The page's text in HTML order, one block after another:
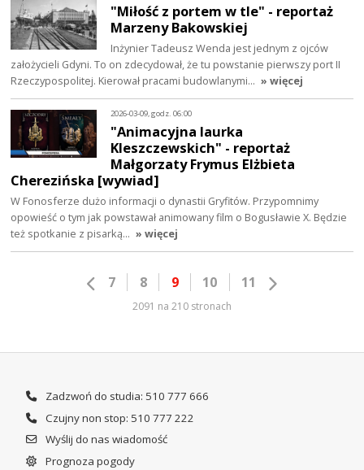
"Miłość z portem w tle" - reportaż
Marzeny Bakowskiej
Inżynier Tadeusz Wenda jest jednym z ojców
założycieli Gdyni. To on zdecydował, że tu powstanie pierwszy port II
Rzeczypospolitej. Kierował pracami budowlanymi… » więcej
2026-03-09, godz. 06:00
"Animacyjna laurka
Kleszczewskich" - reportaż
Małgorzaty Frymus Elżbieta
Cherezińska [wywiad]
W Fonosferze dużo informacji o dynastii Gryfitów. Przypomnimy
opowieść o tym jak powstawał animowany film o Bogusławie X. Będzie
też spotkanie z pisarką… » więcej
7 8 9 10 11
2091 na 210 stronach
Zadzwoń do studia: 510 777 666
Czujny non stop: 510 777 222
Wyślij do nas wiadomość
Prognoza pogody